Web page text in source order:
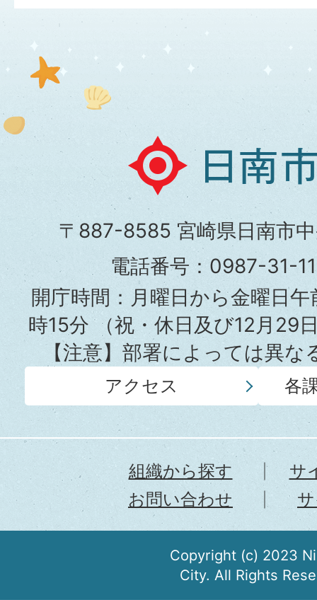
日
南
市
役
所
〒887-8585 宮崎県日南市
電話番号：0987-31-
開庁時間：月曜日から金曜日
時15分（祝・休日及び12月29
【注意】部署によっては異
アクセス 各
組織から探す
サ
お問い合わせ
Copyright (c) 2023
City. All Rights